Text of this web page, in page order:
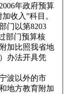
年政府预算
收入”科目。
门以第8203
部门预算核
加比照我省地
办法开具凭
波以外的市
地方教育附加